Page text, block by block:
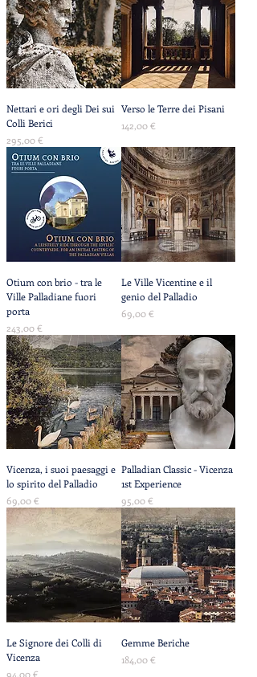
Nettari e ori degli Dei sui
Colli Berici
Prezzo
295,00 €
Verso le Terre dei Pisani
Prezzo
142,00 €
Otium con brio - tra le
Ville Palladiane fuori
porta
Prezzo
243,00 €
Le Ville Vicentine e il
genio del Palladio
Prezzo
69,00 €
Vicenza, i suoi paesaggi e
lo spirito del Palladio
Prezzo
69,00 €
Palladian Classic - Vicenza
1st Experience
Prezzo
95,00 €
Le Signore dei Colli di
Vicenza
Prezzo
94,00 €
Gemme Beriche
Prezzo
184,00 €